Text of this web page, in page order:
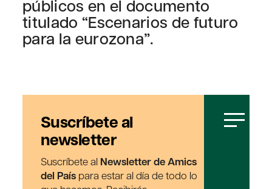
públicos en el documento
titulado “Escenarios de futuro
para la eurozona”.
Suscríbete al
newsletter
Suscríbete al Newsletter de Amics
del País para estar al día de todo lo